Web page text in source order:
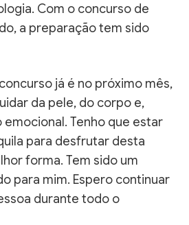
Com o concurso de
a preparação tem sido
já é no próximo mês,
da pele, do corpo e,
Tenho que estar
para desfrutar desta
forma. Tem sido um
para mim. Espero continuar
durante todo o